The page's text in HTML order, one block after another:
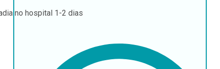
no hospital 1-2 dias